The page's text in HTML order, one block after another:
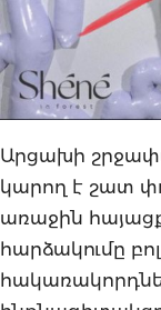
Արցախի
կարող է շատ
առաջին
հարձակումը